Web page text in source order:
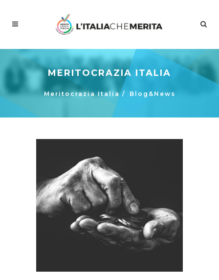
MERITOCRAZIA ITALIA
Meritocrazia Italia/ Blog&News